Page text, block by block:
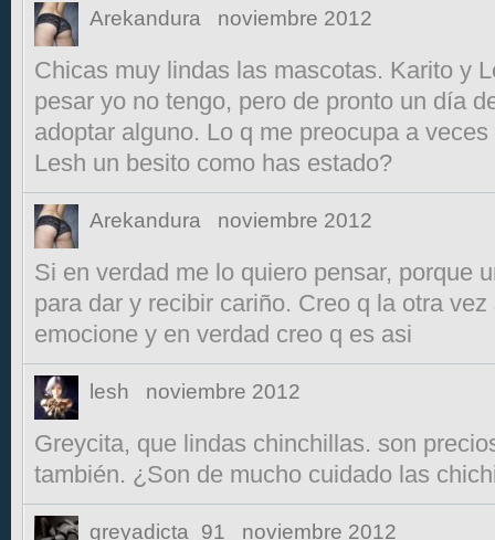
Arekandura noviembre 2012
Chicas muy lindas las mascotas. Karito y
pesar yo no tengo, pero de pronto un día
adoptar alguno. Lo q me preocupa a
Lesh un besito como has estado?
Arekandura noviembre 2012
Si en verdad me lo quiero pensar, porque
para dar y recibir cariño. Creo q la otra
emocione y en verdad creo q es asi
lesh noviembre 2012
Greycita, que lindas chinchillas. son
también. ¿Son de mucho cuidado las
greyadicta_91 noviembre 2012